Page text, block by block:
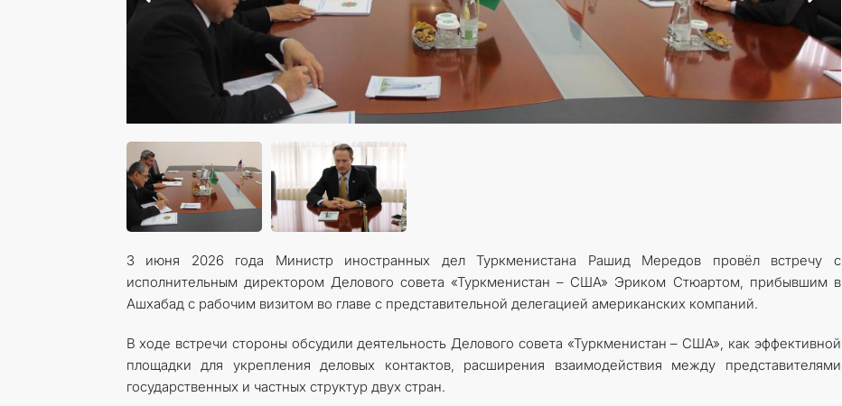
КОНТАКТНЫЕ ДАННЫЕ
3 июня 2026 года Министр иностранных дел Туркменистана Рашид Мередов провёл встречу с
исполнительным директором Делового совета «Туркменистан – США» Эриком Стюартом, прибывшим в
Ашхабад с рабочим визитом во главе с представительной делегацией американских компаний.
В ходе встречи стороны обсудили деятельность Делового совета «Туркменистан – США», как эффективной
площадки для укрепления деловых контактов, расширения взаимодействия между представителями
государственных и частных структур двух стран.